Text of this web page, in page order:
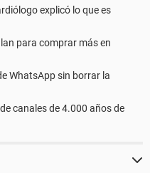
explicó lo que es
para comprar más en
WhatsApp sin borrar la
canales de 4.000 años de